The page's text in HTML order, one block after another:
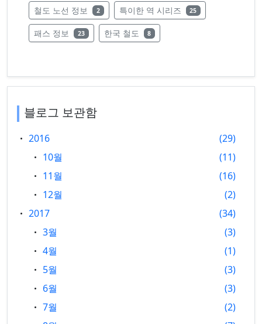
철도 노선 정보 레이블의 글 수
2 특이한 역 시리즈 레이블의 글 수
25
패스 정보 레이블의 글 수
23 한국 철도 레이블의 글 수
8
블로그 보관함
2016
29
10월
11
11월
16
12월
2
2017
34
3월
3
4월
1
5월
3
6월
3
7월
2